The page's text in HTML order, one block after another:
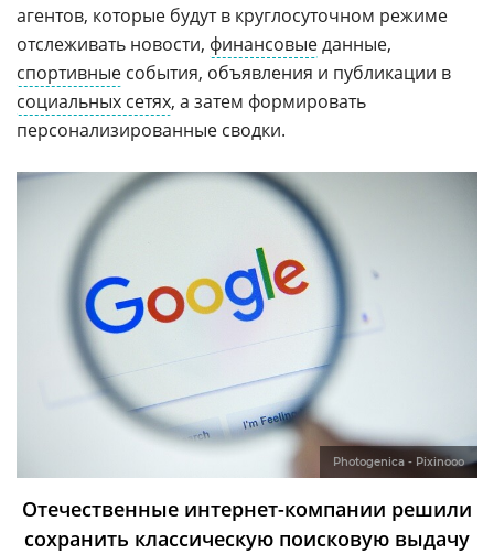
агентов, которые будут в круглосуточном режиме
отслеживать новости, финансовыеданные,
спортивные события, объявления и публикации в
социальных сетях, а затем формировать
персонализированные сводки.
Photogenica - Pixinooo
Отечественные интернет-компании решили
сохранить классическую поисковую выдачу